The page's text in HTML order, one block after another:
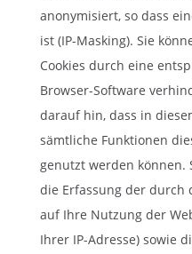
anonymisiert, so dass
ist (IP-Masking). Sie
Cookies durch eine
Browser-Software
darauf hin, dass in
sämtliche Funktionen
genutzt werden können.
die Erfassung der durch
auf Ihre Nutzung der
Ihrer IP-Adresse) sowie